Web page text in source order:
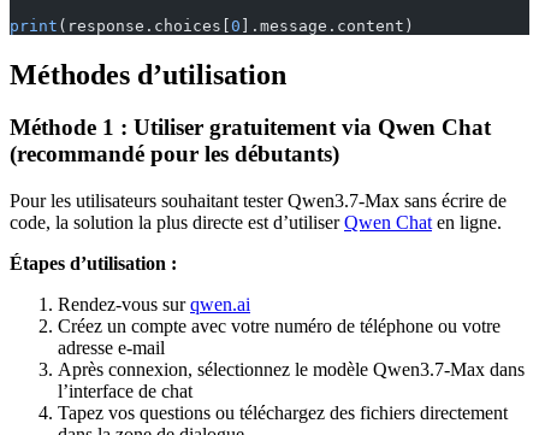
print (response.choices[0 ].message.content)
Méthodes d’utilisation
Méthode 1 : Utiliser gratuitement via Qwen Chat
(recommandé pour les débutants)
Pour les utilisateurs souhaitant tester Qwen3.7-Max sans écrire de
code, la solution la plus directe est d’utiliserQwen Chat en ligne.
Étapes d’utilisation :
Rendez-vous surqwen.ai
Créez un compte avec votre numéro de téléphone ou votre
adresse e-mail
Après connexion, sélectionnez le modèle Qwen3.7-Max dans
l’interface de chat
Tapez vos questions ou téléchargez des fichiers directement